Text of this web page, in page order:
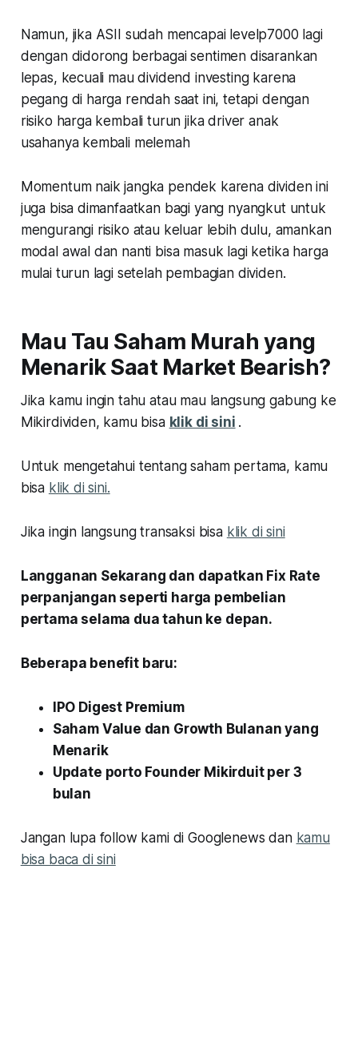
Namun, jika ASII sudah mencapai levelp7000 lagi
dengan didorong berbagai sentimen disarankan
lepas, kecuali mau dividend investing karena
pegang di harga rendah saat ini, tetapi dengan
risiko harga kembali turun jika driver anak
usahanya kembali melemah
Momentum naik jangka pendek karena dividen ini
juga bisa dimanfaatkan bagi yang nyangkut untuk
mengurangi risiko atau keluar lebih dulu, amankan
modal awal dan nanti bisa masuk lagi ketika harga
mulai turun lagi setelah pembagian dividen.
Mau Tau Saham Murah yang
Menarik Saat Market Bearish?
Jika kamu ingin tahu atau mau langsung gabung ke
Mikirdividen, kamu bisa klik di sini .
Untuk mengetahui tentang saham pertama, kamu
bisa klik di sini.
Jika ingin langsung transaksi bisa klik di sini
Langganan Sekarang dan dapatkan Fix Rate
perpanjangan seperti harga pembelian
pertama selama dua tahun ke depan.
Beberapa benefit baru:
IPO Digest Premium
Saham Value dan Growth Bulanan yang
Menarik
Update porto Founder Mikirduit per 3
bulan
Jangan lupa follow kami di Googlenews dan kamu
bisa baca di sini